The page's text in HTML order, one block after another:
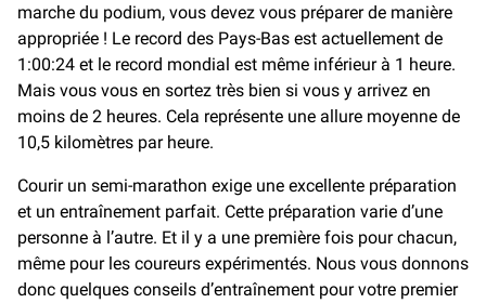
marche du podium, vous devez vous préparer de manière
appropriée ! Le record des Pays-Bas est actuellement de
1:00:24 et le record mondial est même inférieur à 1 heure.
Mais vous vous en sortez très bien si vous y arrivez en
moins de 2 heures. Cela représente une allure moyenne de
10,5 kilomètres par heure.
Courir un semi-marathon exige une excellente préparation
et un entraînement parfait. Cette préparation varie d’une
personne à l’autre. Et il y a une première fois pour chacun,
même pour les coureurs expérimentés. Nous vous donnons
donc quelques conseils d’entraînement pour votre premier